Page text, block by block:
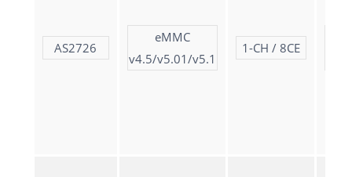
AS2726
eMMC
v4.5/v5.01/v5.1
1-CH / 8CE